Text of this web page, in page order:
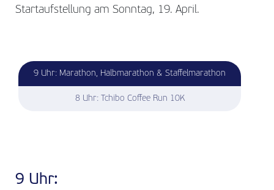
Startaufstellung am Sonntag, 19. April.
9 Uhr: Marathon, Halbmarathon & Staffelmarathon
8 Uhr: Tchibo Coffee Run 10K
9 Uhr: